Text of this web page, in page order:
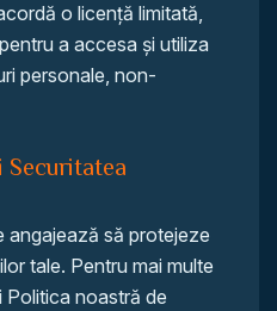
o licență limitată,
a accesa și utiliza
personale, non-
Securitatea
să protejeze
tale. Pentru mai multe
Politica noastră de